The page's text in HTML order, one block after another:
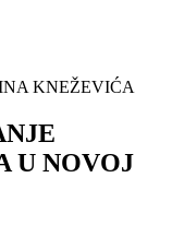
KNEŽEVIĆA
U NOVOJ